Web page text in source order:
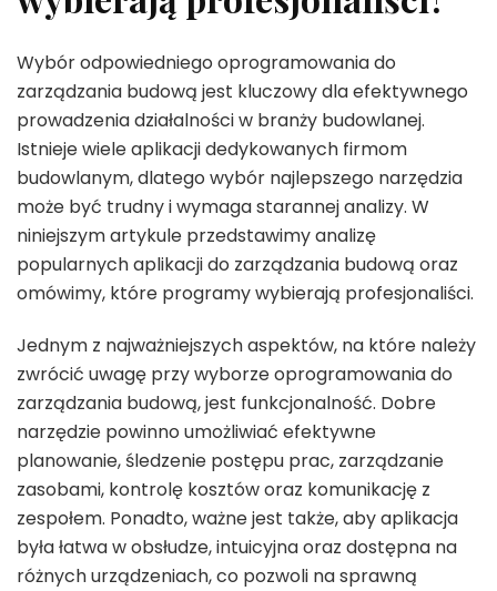
Wybór odpowiedniego oprogramowania do
zarządzania budową jest kluczowy dla efektywnego
prowadzenia działalności w branży budowlanej.
Istnieje wiele aplikacji dedykowanych firmom
budowlanym, dlatego wybór najlepszego narzędzia
może być trudny i wymaga starannej analizy. W
niniejszym artykule przedstawimy analizę
popularnych aplikacji do zarządzania budową oraz
omówimy, które programy wybierają profesjonaliści.
Jednym z najważniejszych aspektów, na które należy
zwrócić uwagę przy wyborze oprogramowania do
zarządzania budową, jest funkcjonalność. Dobre
narzędzie powinno umożliwiać efektywne
planowanie, śledzenie postępu prac, zarządzanie
zasobami, kontrolę kosztów oraz komunikację z
zespołem. Ponadto, ważne jest także, aby aplikacja
była łatwa w obsłudze, intuicyjna oraz dostępna na
różnych urządzeniach, co pozwoli na sprawną